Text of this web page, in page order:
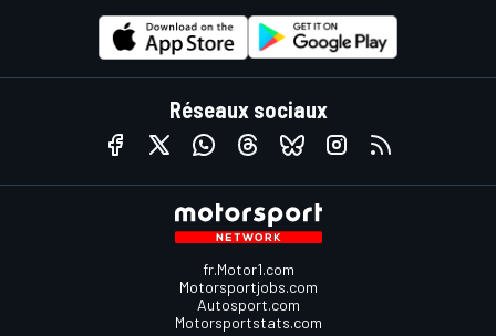
Réseaux sociaux
fr.Motor1.com
Motorsportjobs.com
Autosport.com
Motorsportstats.com